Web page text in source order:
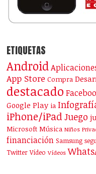
ETIQUETAS
Android
App Store Compra
destacado
Google Play ia
iPhone/iPad Juego
Microsoft Música Niños
financiación Samsung
Twitter Vídeo Vídeos